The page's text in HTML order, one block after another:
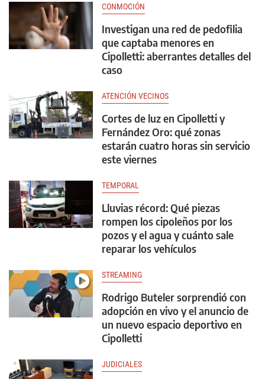
CONMOCIÓN
Investigan una red de pedofilia
que captaba menores en
Cipolletti: aberrantes detalles del
caso
ATENCIÓN VECINOS
Cortes de luz en Cipolletti y
Fernández Oro: qué zonas
estarán cuatro horas sin servicio
este viernes
TEMPORAL
Lluvias récord: Qué piezas
rompen los cipoleños por los
pozos y el agua y cuánto sale
reparar los vehículos
STREAMING
Rodrigo Buteler sorprendió con
adopción en vivo y el anuncio de
un nuevo espacio deportivo en
Cipolletti
JUDICIALES